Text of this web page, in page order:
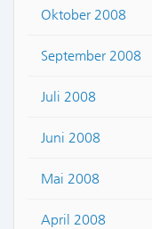
Oktober 2008
September 2008
Juli 2008
Juni 2008
Mai 2008
April 2008